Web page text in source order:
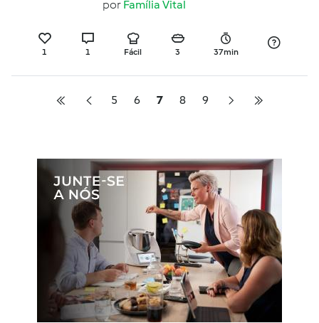
por Família Vital
1 1 Fácil 3 37min
5 6 7 8 9